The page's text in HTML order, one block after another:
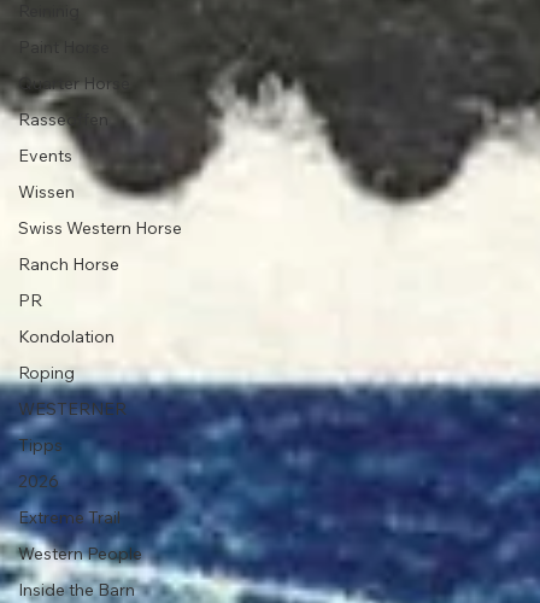
Paint Horse
Quarter Horse
Rasseoffen
Events
Wissen
Swiss Western Horse
Ranch Horse
PR
Kondolation
Roping
WESTERNER
Tipps
2026
Extreme Trail
Western People
Inside the Barn